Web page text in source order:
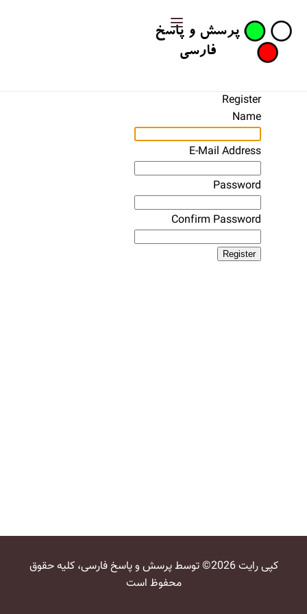
Register
Name
E-Mail Address
Password
Confirm Password
Register
کپی رایت 2026© توسط پرسش و پاسخ فارسی، کلیه حقوق
محفوظ است